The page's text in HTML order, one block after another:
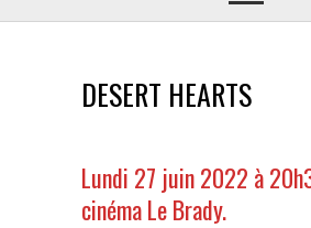
DESERT HEARTS
Lundi 27 juin 2022 à
cinéma Le Brady.